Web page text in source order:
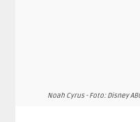
Noah Cyrus - Foto: Disney